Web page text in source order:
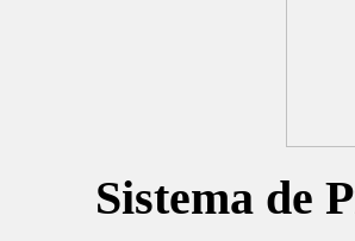
Sistema de